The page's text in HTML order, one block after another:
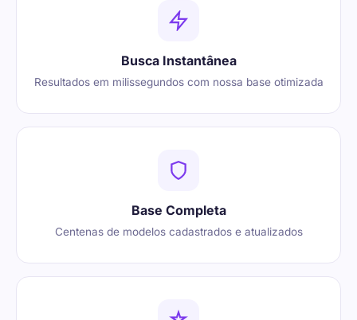
Busca Instantânea
Resultados em milissegundos com nossa base otimizada
Base Completa
Centenas de modelos cadastrados e atualizados